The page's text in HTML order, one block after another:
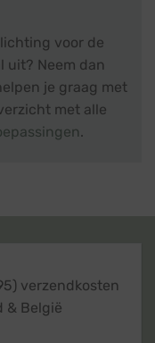
voor de
uit? Neem dan
je graag met
met alle
.
verzendkosten
& België